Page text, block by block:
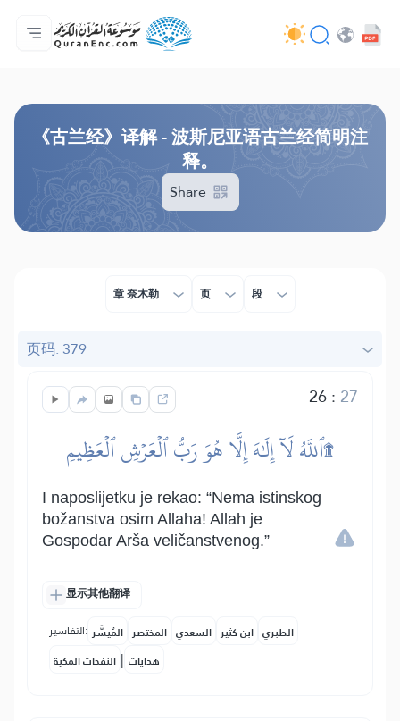
主页
译解目录
Audio
开发者服务 - API
关于此项目
联系我们
语言
《古兰经》译解 - 波斯尼亚语古兰经简明注
释。
Share
章 奈木勒 页 段
页码: 379
26: 27
ٱللَّهُ لَآ إِلَٰهَ إِلَّا هُوَ رَبُّ ٱلۡعَرۡشِ ٱلۡعَظِيمِ۩
I naposlijetku je rekao: “Nema istinskog
božanstva osim Allaha! Allah je
Gospodar Arša veličanstvenog.”
显示其他翻译
التفاسير: المُيسَّر المختصر السعدي ابن كثير الطبري
النفحات المكية | هدايات